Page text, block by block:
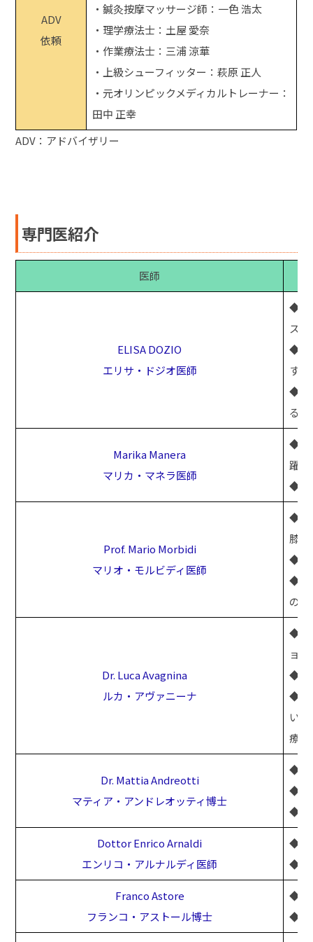
ADV
依頼
・鍼灸按摩マッサージ師：一色 浩太
・理学療法士：土屋 愛奈
・作業療法士：三浦 涼華
・上級シューフィッター：萩原 正人
・元オリンピックメディカルトレーナー：
田中 正幸
ADV：アドバイザリー
専門医紹介
医師
ELISA DOZIO
エリサ・ドジオ医師
◆小
ス
​◆新
する
◆子
る
Marika Manera
マリカ・マネラ医師
◆サ
躍
◆イ
Prof. Mario Morbidi
マリオ・モルビディ医師
◆ス
膝
◆ラ
◆ロ
の
Dr. Luca Avagnina
ルカ・アヴァニーナ
◆足
ョ
◆足
◆最
い
療
Dr. Mattia Andreotti
マティア・アンドレオッティ博士
◆股
◆人
◆人
Dottor Enrico Arnaldi
エンリコ・アルナルディ医師
◆膝
◆再
Franco Astore
フランコ・アストール博士
◆股
◆整